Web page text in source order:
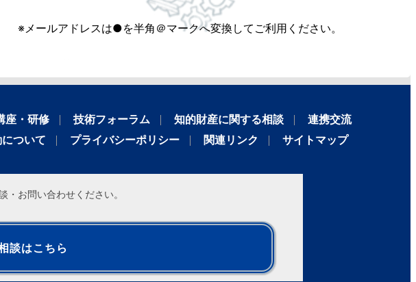
※メールアドレスは●を半角＠マークへ変換してご利用ください。
座・研修 技術フォーラム 知的財産に関する相談
連携交流
ついて プライバシーポリシー 関連リンク サイトマップ
・お問い合わせください。
談はこちら